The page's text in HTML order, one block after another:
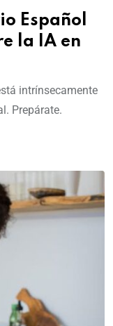
Español
la IA en
intrínsecamente
Prepárate.